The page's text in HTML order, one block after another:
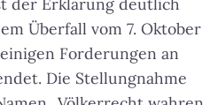
der Erklärung deutlich
Überfall vom 7. Oktober
Forderungen an
Die Stellungnahme